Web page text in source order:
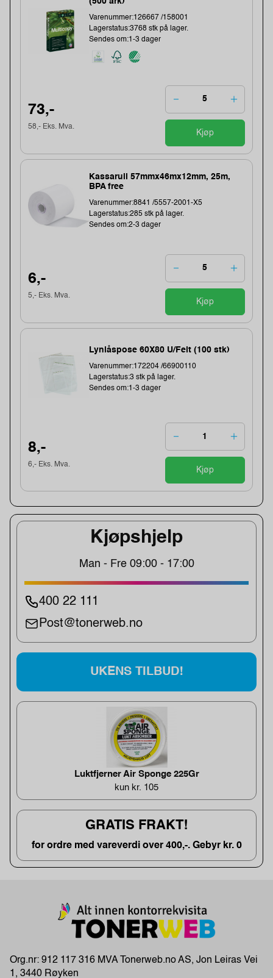
Kjøpshjelp
Man - Fre 09:00 - 17:00
400 22 111
Post@tonerweb.no
UKENS TILBUD!
Luktfjerner Air Sponge 225Gr
kun kr. 105
GRATIS FRAKT!
for ordre med vareverdi over 400,-. Gebyr kr. 0
Varenummer:126667 /158001
Lagerstatus:3768 stk på lager.
Sendes om:1-3 dager
73,-
58,- Eks. Mva.
Kjøp
Kassarull 57mmx46mx12mm, 25m,
BPA free
Varenummer:8841 /5557-2001-X5
Lagerstatus:285 stk på lager.
Sendes om:2-3 dager
6,-
5,- Eks. Mva.
Kjøp
Lynlåspose 60X80 U/Felt (100 stk)
Varenummer:172204 /66900110
Lagerstatus:3 stk på lager.
Sendes om:1-3 dager
8,-
6,- Eks. Mva.
Kjøp
Org.nr: 912 117 316 MVA Tonerweb.no AS, Jon Leiras Vei
1, 3440 Røyken